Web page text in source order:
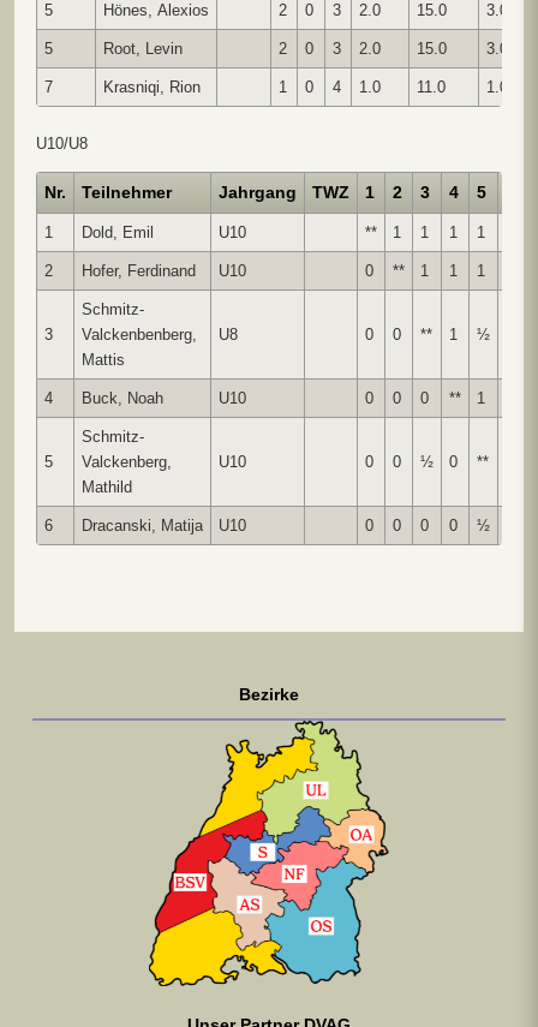
5 Hönes, Alexios 2 0 3 2.0 15.0 3.00
5 Root, Levin 2 0 3 2.0 15.0 3.00
7 Krasniqi, Rion 1 0 4 1.0 11.0 1.00
U10/U8
Nr. Teilnehmer Jahrgang TWZ 1 2 3 4 5
1 Dold, Emil U10 ** 1 1 1 1
2 Hofer, Ferdinand U10 0 ** 1 1 1
3
Schmitz-
Valckenbenberg,
Mattis
U8 0 0 ** 1 ½
4 Buck, Noah U10 0 0 0 ** 1
5
Schmitz-
Valckenberg,
Mathild
U10 0 0 ½ 0 **
6 Dracanski, Matija U10 0 0 0 0 ½
Bezirke